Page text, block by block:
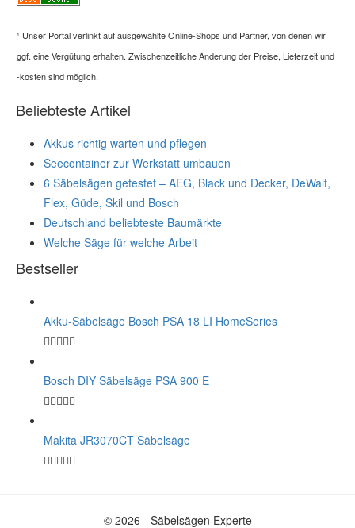
¹ Unser Portal verlinkt auf ausgewählte Online-Shops und Partner, von denen wir
ggf. eine Vergütung erhalten. Zwischenzeitliche Änderung der Preise, Lieferzeit und
-kosten sind möglich.
Beliebteste Artikel
Akkus richtig warten und pflegen
Seecontainer zur Werkstatt umbauen
6 Säbelsägen getestet – AEG, Black und Decker, DeWalt,
Flex, Güde, Skil und Bosch
Deutschland beliebteste Baumärkte
Welche Säge für welche Arbeit
Bestseller
Akku-Säbelsäge Bosch PSA 18 LI HomeSeries
Bosch DIY Säbelsäge PSA 900 E
Makita JR3070CT Säbelsäge
© 2026 - Säbelsägen Experte